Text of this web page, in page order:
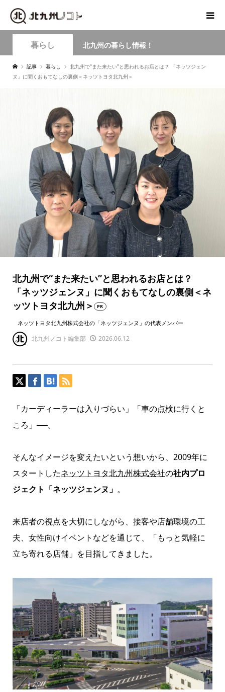
暮らし 北九州の暮らし情報！
記事 暮らし
北九州で“また来たい”と思われるお店とは？ 「ネッツジェン
ヌ」に聞くおもてなしの裏側＜ネッツトヨタ北九州＞
北九州で“また来たい”と思われるお店とは？
「ネッツジェンヌ」に聞くおもてなしの裏側＜ネ
ッツトヨタ北九州＞
PR
ネッツトヨタ北九州株式会社の「ネッツジェンヌ」の代表メンバー
北九州ノコト編集部 2026.06.12
「カーディーラーは入りづらい」「車の点検に行くと
ころ」──。
そんなイメージを変えたいという想いから、2009年に
スタートしたネッツトヨタ北九州株式会社の社内プロ
ジェクト「ネッツジェンヌ」 。
来店者の視点を大切にしながら、接客や店舗環境の工
夫、女性向けイベントなどを通じて、「もっと気軽に
立ち寄れる店舗」を目指してきました。